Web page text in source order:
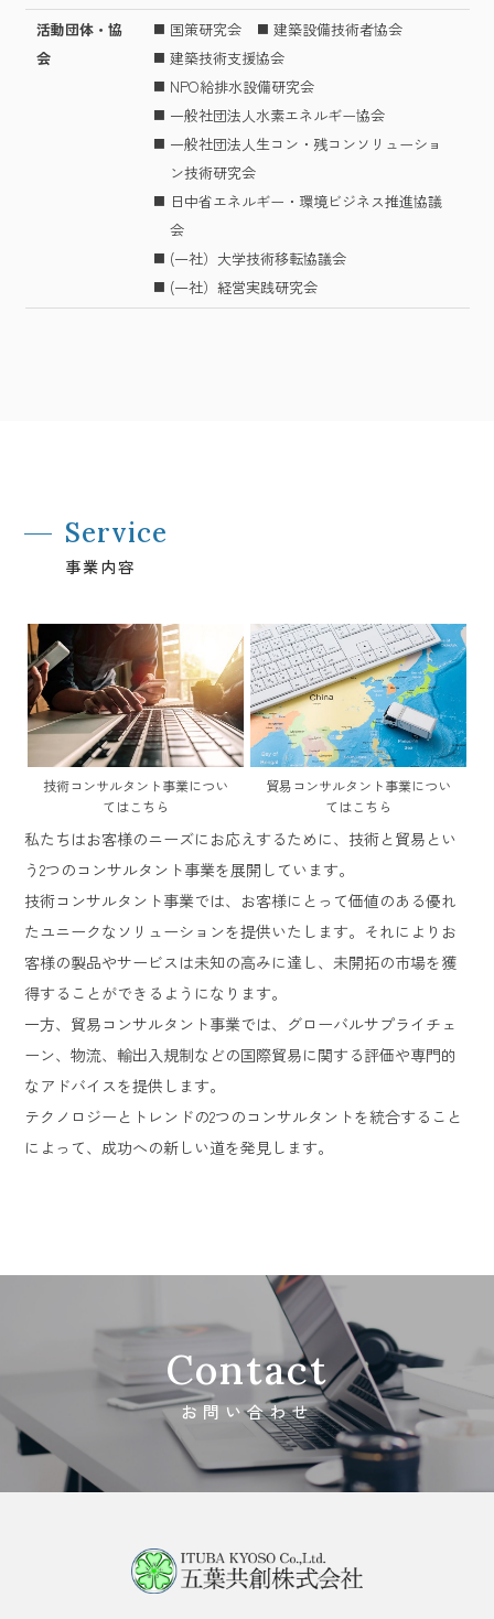
活動団体・協
会
国策研究会
建築設備技術者協会
建築技術支援協会
NPO給排水設備研究会
一般社団法人水素エネルギー協会
一般社団法人生コン・残コンソリューショ
ン技術研究会
日中省エネルギー・環境ビジネス推進協議
会
(一社）大学技術移転協議会
(一社）経営実践研究会
Service
事業内容
技術コンサルタント事業につい
てはこちら
貿易コンサルタント事業につい
てはこちら
私たちはお客様のニーズにお応えするために、技術と貿易とい
う2つのコンサルタント事業を展開しています。
技術コンサルタント事業では、お客様にとって価値のある優れ
たユニークなソリューションを提供いたします。それによりお
客様の製品やサービスは未知の高みに達し、未開拓の市場を獲
得することができるようになります。
一方、貿易コンサルタント事業では、グローバルサプライチェ
ーン、物流、輸出入規制などの国際貿易に関する評価や専門的
なアドバイスを提供します。
テクノロジーとトレンドの2つのコンサルタントを統合すること
によって、成功への新しい道を発見します。
Contact
お問い合わせ